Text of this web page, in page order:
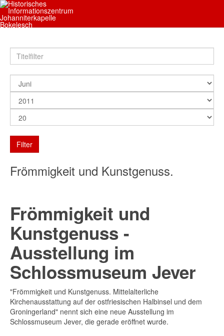
Filter
Frömmigkeit und Kunstgenuss.
Frömmigkeit und
Kunstgenuss -
Ausstellung im
Schlossmuseum Jever
"Frömmigkeit und Kunstgenuss. Mittelalterliche
Kirchenausstattung auf der ostfriesischen Halbinsel und dem
Groningerland" nennt sich eine neue Ausstellung im
Schlossmuseum Jever, die gerade eröffnet wurde.